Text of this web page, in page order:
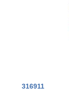
316911